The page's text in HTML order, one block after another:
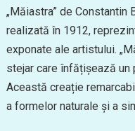
„Măiastra” de Constantin
realizată în 1912,
exponate ale artistului.
stejar care înfățișează
Această creație
a formelor naturale și a